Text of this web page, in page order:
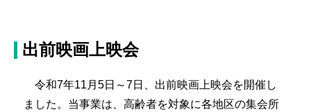
出前映画上映会
令和7年11月5日～7日、出前映画上映会を開催し
ました。当事業は、高齢者を対象に各地区の集会所